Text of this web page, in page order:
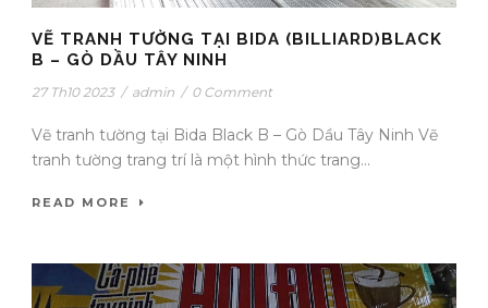
VẼ TRANH TƯỜNG TẠI BIDA (BILLIARD)BLACK
B – GÒ DẦU TÂY NINH
27 Th10 2023 / admin / 0 Comment
Vẽ tranh tường tại Bida Black B – Gò Dầu Tây Ninh Vẽ
tranh tường trang trí là một hình thức trang...
READ MORE